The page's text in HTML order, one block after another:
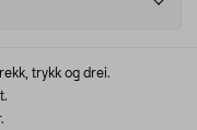
trykk og drei.